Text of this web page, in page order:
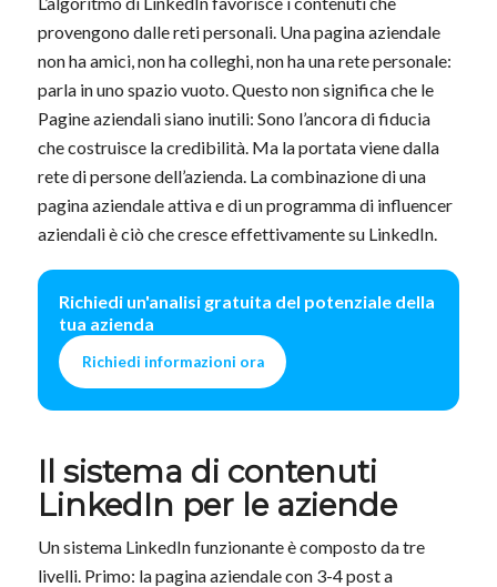
provengono dalle reti personali. Una pagina aziendale
non ha amici, non ha colleghi, non ha una rete personale:
parla in uno spazio vuoto. Questo non significa che le
Pagine aziendali siano inutili: Sono l’ancora di fiducia
che costruisce la credibilità. Ma la portata viene dalla
rete di persone dell’azienda. La combinazione di una
pagina aziendale attiva e di un programma di influencer
aziendali è ciò che cresce effettivamente su LinkedIn.
Richiedi un'analisi gratuita del potenziale della
tua azienda
Richiedi informazioni ora
Il sistema di contenuti
LinkedIn per le aziende
Un sistema LinkedIn funzionante è composto da tre
livelli. Primo: la pagina aziendale con 3-4 post a